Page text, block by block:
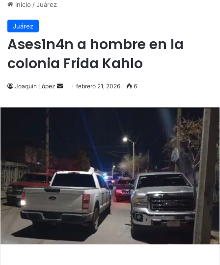
Inicio /Juárez
Juárez
Ases1n4n a hombre en la
colonia Frida Kahlo
Joaquín López
Send
email
febrero 21, 2026 6